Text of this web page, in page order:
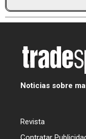
Noticias sobre
Revista